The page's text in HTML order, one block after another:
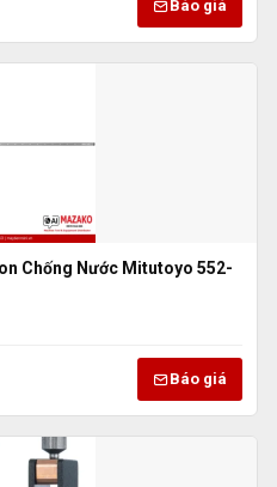
Báo giá
Chống Nước Mitutoyo 552-
Báo giá